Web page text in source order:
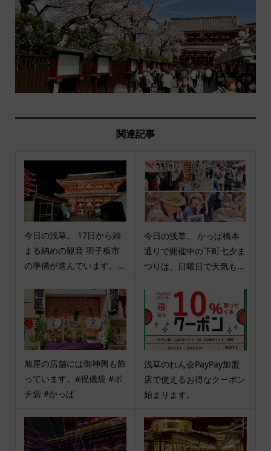
関連記事
今日の浅草。 17日から始
まる納めの観音 羽子板市
の準備が進んでいます。...
今日の浅草。 かっぱ橋本
通りで開催中の下町七夕ま
つりは、日曜日で天気も...
旭屋の店舗には御神輿も飾
っています。#祝儀袋 #ポ
チ袋 #かっぱ
浅草のれん会PayPay加盟
店で使えるお得なクーポン
始まります。